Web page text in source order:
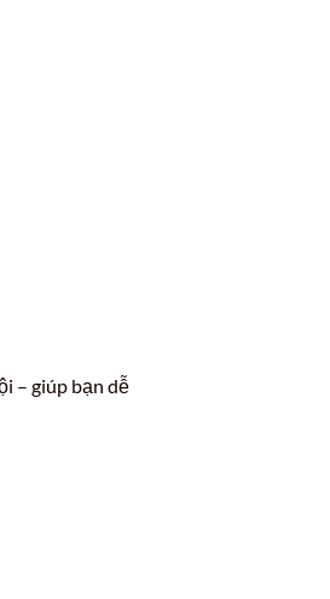
– giúp bạn dễ